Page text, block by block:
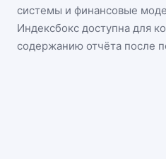
системы и финансовые
Индексбокс доступна для
содержанию отчёта после